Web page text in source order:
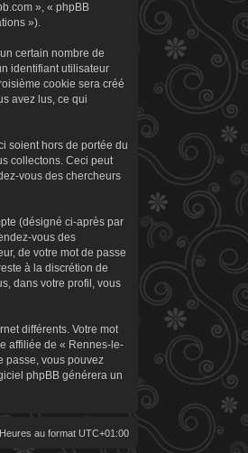
», « phpBB
»).
certain nombre de
identifiant utilisateur
cookie sera créé
avez lus, ce qui
soient hors de portée du
collectons. Ceci peut
vous des chercheurs
(désigné ci-après par
vous des
de votre mot de passe
à la discrétion de
dans votre profil, vous
différents. Votre mot
affiliée de « Rennes-le-
passe, vous pouvez
phpBB générera un
Heures au format UTC+01:00